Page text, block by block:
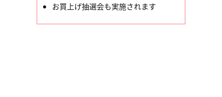
お買上げ抽選会も実施されます